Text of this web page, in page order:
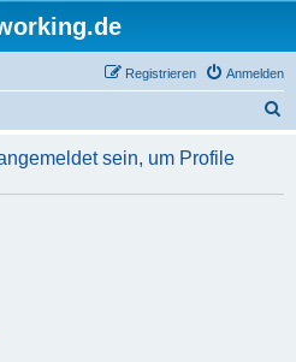
Anmelden
Registrieren
h
sein, um Profile